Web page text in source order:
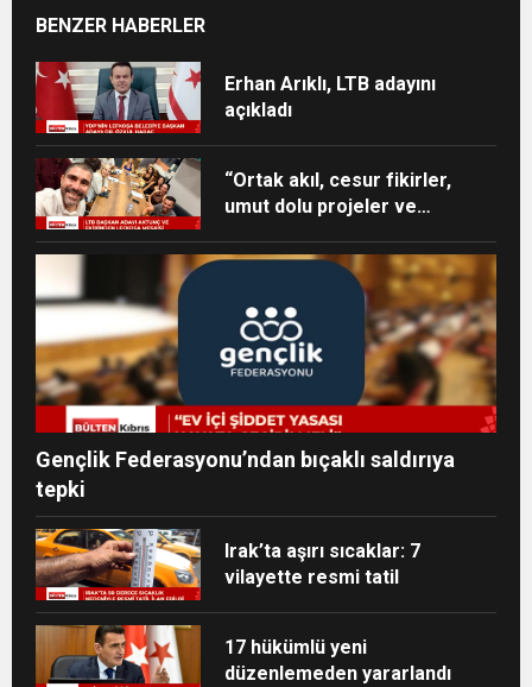
BENZER HABERLER
Erhan Arıklı, LTB adayını
açıkladı
“Ortak akıl, cesur fikirler,
umut dolu projeler ve
Gençlik Federasyonu’ndan bıçaklı saldırıya
tepki
Irak’ta aşırı sıcaklar: 7
vilayette resmi tatil
17 hükümlü yeni
düzenlemeden yararlandı